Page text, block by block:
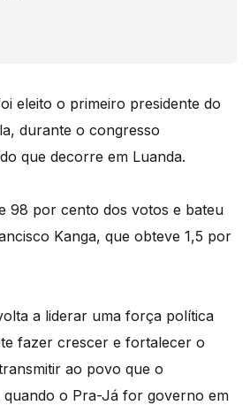
eleito o primeiro presidente do
durante o congresso
que decorre em Luanda.
98 por cento dos votos e bateu
Kanga, que obteve 1,5 por
a liderar uma força política
fazer crescer e fortalecer o
ao povo que o
o Pra-Já for governo em